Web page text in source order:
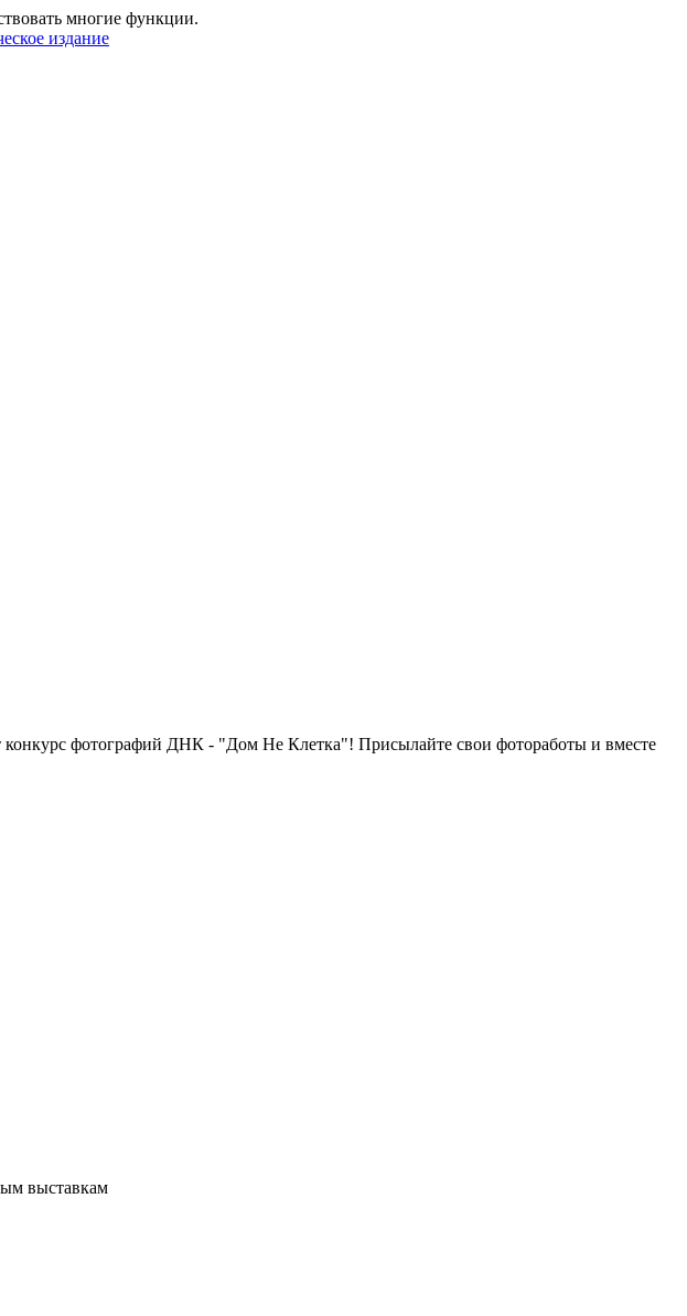
многие функции.
фотографий ДНК - "Дом Не Клетка"! Присылайте свои фотоработы и вместе
выставкам